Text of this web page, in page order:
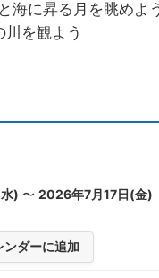
海に昇る月を眺めよ
川を観よう
) 〜 2026年7月17日(金)
ダーに追加